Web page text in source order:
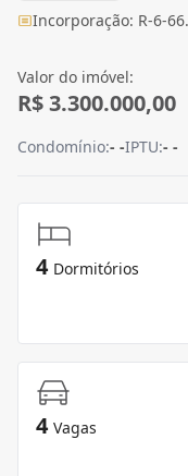
Incorporação: R-6-
Valor do imóvel:
R$ 3.300.000,00
Condomínio:- -IPTU:- -
4 Dormitórios
4 Vagas